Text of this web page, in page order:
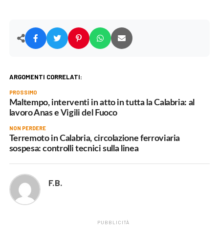
ARGOMENTI CORRELATI:
PROSSIMO
Maltempo, interventi in atto in tutta la Calabria: al
lavoro Anas e Vigili del Fuoco
NON PERDERE
Terremoto in Calabria, circolazione ferroviaria
sospesa: controlli tecnici sulla linea
F.B.
PUBBLICITÀ